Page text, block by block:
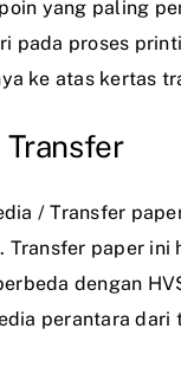
yang paling
pada proses
ke atas kertas
/ Transfer
Transfer paper
dengan
perantara dari